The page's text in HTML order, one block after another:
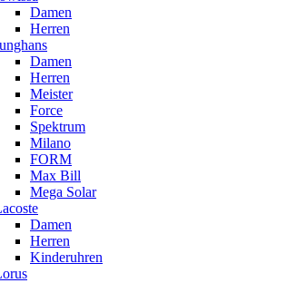
Damen
Herren
Damen
Herren
Meister
Force
Spektrum
Milano
FORM
Max Bill
Mega Solar
Damen
Herren
Kinderuhren